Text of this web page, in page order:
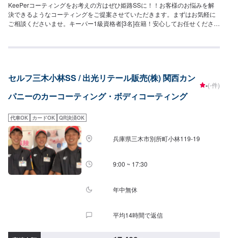
汚れを弾きます！これまでとは異なる被膜で、水シミ・水アカの定着を根本
的に防ぎます。SS：115,700円S：126,200円M：137,500円L：153,200円
LL：163,400円XL：178,000円【モールプロテクト】（施工時間：1時間30
＆プロテクト】（施工時間：5〜8時間）白いシミを除去し、シミから守りま
ー：6,280円・フル：9,270円・無塗装樹脂パーツ面積の大きい車：12,560円
（対象車の一例）レクサスNX/LX/RXトヨタFJクルーザー/シエンタ/ライズ日
産キックス/デュアリスホンダCRV/シビック三菱エクリプスクロス/アウトラ
ンダーマツダCX-3/CX-8/CX-60/MX-30スバルXV/WRXS4スズキジムニー/ラパ
メルセデスベンツGLA、GLB、GLCボルボXC60プジョー2008/3008/5008テ
スラモデルX他＜＜施工費用を詳しく知りたい方は、ネット予約時に車種記載
の上お問い合わせください＞＞
KeePerコーティングをお考えの方はぜひ姫路SSに！！お客様のお悩みを解
決できるようなコーティングをご提案させていただきます。まずはお気軽に
ご相談くださいませ。キーパー1級資格者[3名]在籍！安心してお任せください
施工で愛車の輝きを保ちます！⚪︎施工価格（車サイズ）17,400円（SSサイ
時間：2時間）＞汚れの密着を防ぐ独特な防汚能力を持つコーティングです。
青空駐車でも綺麗を保つ！ノーメンテで1年耐久！⚪︎施工価格（車サイズ）
27,400円（SSサイズ）29,500円（Sサイズ）31,800円（Mサイズ）32,900円
ーパー（作業時間：3〜8時間）＞人気メニュー！二層コーティングで塗装の
色をより濃く透明な艶を加える！ノーメンテで3年耐久！（メンテありで5年
耐久）⚪︎施工価格（車サイズ）49,900円（SSサイズ）55,100円（Sサイズ）
60,400円（Mサイズ）64,400円（Lサイズ）70,900円（LLサイズ）90,700円
（XLサイズ）▶︎プレミアム仕様（細かい部分まで施工）⚪︎施工価格（車サイ
ズ）74,600円（SSサイズ）83,000円（Sサイズ）90,300円（Mサイズ）
96,600円（Lサイズ）106,100円（LLサイズ）136,500円（XLサイズ）＜ダブ
の下部のレジン被膜を2層重ねた三層コーティング！ノーメンテで3年耐久！
（LLサイズ）131,400円（XLサイズ）＜エコプラスダイヤモンドキーパー
れがつきにくい施工です。ノーメンテで3年耐久！（メンテありで5年耐久）
セルフ三木小林SS / 出光リテール販売(株) 関西カン
パニーのカーコーティング・ボディコーティング
-(-件)
代車OK カードOK QR決済OK
兵庫県三木市別所町小林119-19
9:00 ~ 17:30
年中無休
平均14時間で返信